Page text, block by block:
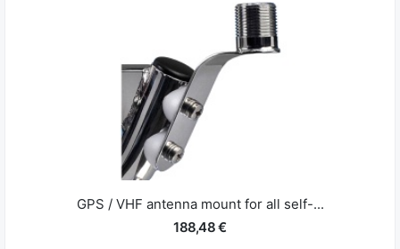
GPS / VHF antenna mount for all self-...
188,48 €